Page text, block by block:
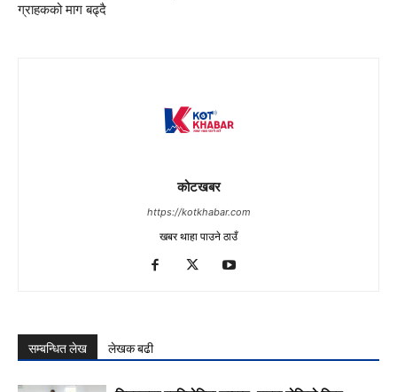
ग्राहकको माग बढ्दै
कोटखबर
https://kotkhabar.com
खबर थाहा पाउने ठाउँ
सम्बन्धित लेख लेखक बढी